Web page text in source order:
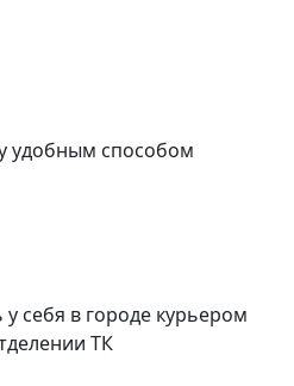
удобным способом
себя в городе курьером
ТК